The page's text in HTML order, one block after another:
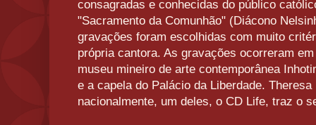
consagradas e conhecidas do público
"Sacramento da Comunhão" (Diácono
gravações foram escolhidas com muito
própria cantora. As gravações ocorreram
museu mineiro de arte contemporânea
e a capela do Palácio da Liberdade.
nacionalmente, um deles, o CD Life, traz o